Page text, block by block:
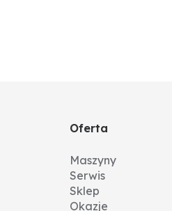
Oferta
Maszyny
Serwis
Sklep
Okazje